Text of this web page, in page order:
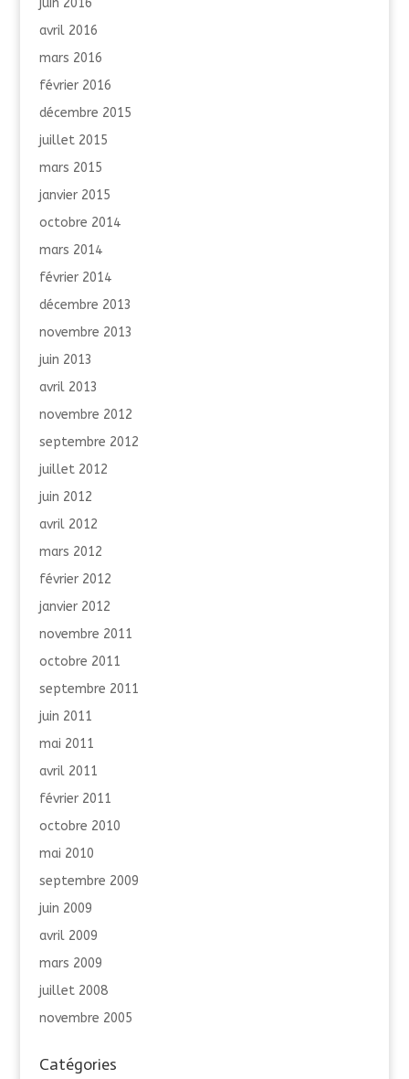
juin 2016
avril 2016
mars 2016
février 2016
décembre 2015
juillet 2015
mars 2015
janvier 2015
octobre 2014
mars 2014
février 2014
décembre 2013
novembre 2013
juin 2013
avril 2013
novembre 2012
septembre 2012
juillet 2012
juin 2012
avril 2012
mars 2012
février 2012
janvier 2012
novembre 2011
octobre 2011
septembre 2011
juin 2011
mai 2011
avril 2011
février 2011
octobre 2010
mai 2010
septembre 2009
juin 2009
avril 2009
mars 2009
juillet 2008
novembre 2005
Catégories